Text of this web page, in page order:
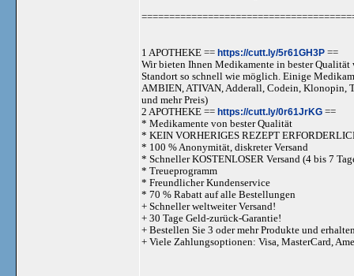
1 APOTHEKE == https://cutt.ly/5r61GH3P ==
Wir bieten Ihnen Medikamente in bester
Standort so schnell wie möglich. Einige
AMBIEN, ATIVAN, Adderall, Codein, Klonopin,
und mehr Preis)
2 APOTHEKE == https://cutt.ly/0r61JrKG ==
* Medikamente von bester Qualität
* KEIN VORHERIGES REZEPT
* 100 % Anonymität, diskreter Versand
* Schneller KOSTENLOSER Versand (4 bis 7
* Treueprogramm
* Freundlicher Kundenservice
* 70 % Rabatt auf alle Bestellungen
+ Schneller weltweiter Versand!
+ 30 Tage Geld-zurück-Garantie!
+ Bestellen Sie 3 oder mehr Produkte und
+ Viele Zahlungsoptionen: Visa, MasterCard,